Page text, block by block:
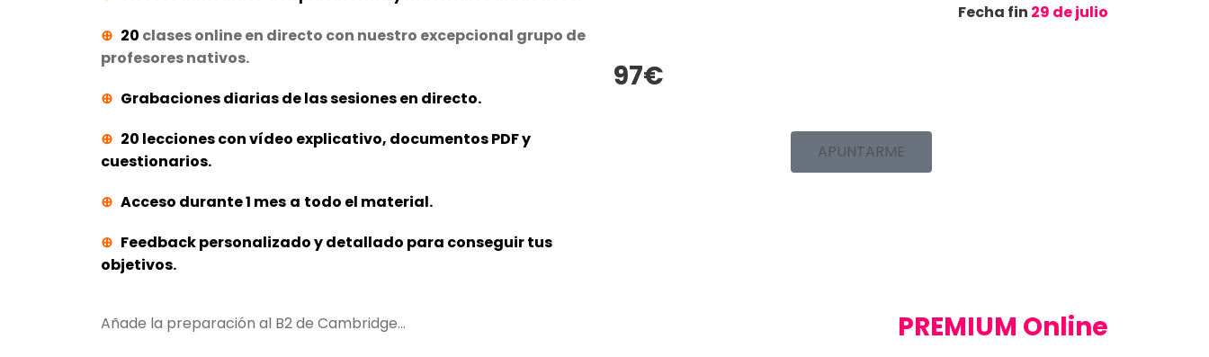
⊕ 20 clases online en directo con nuestro excepcional grupo de
profesores nativos.
⊕ Grabaciones diarias de las sesiones en directo.
⊕ 20 lecciones con vídeo explicativo, documentos PDF y
cuestionarios.
⊕ Acceso durante 1 mes a todo el material.
⊕ Feedback personalizado y detallado para conseguir tus
objetivos.
Fecha fin 29 de julio
97€
APUNTARME
Añade la preparación al B2 de Cambridge… PREMIUM Online